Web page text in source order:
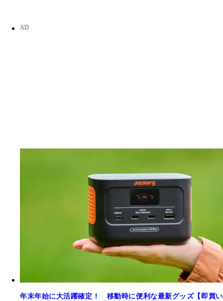
年末年始に大活躍確定！ 移動時に便利な最新グッズ【即買い